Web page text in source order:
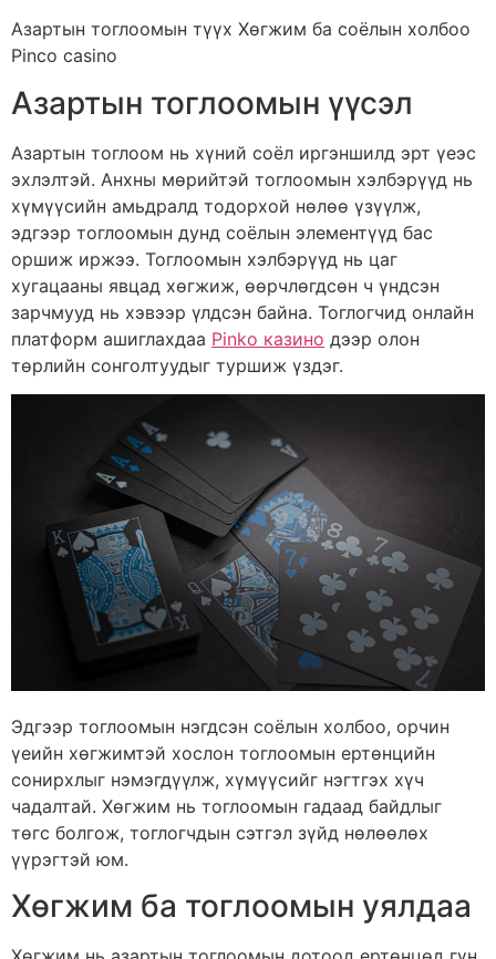
Азартын тоглоомын түүх Хөгжим ба соёлын холбоо
Pinco casino
Азартын тоглоомын үүсэл
Азартын тоглоом нь хүний соёл иргэншилд эрт үеэс
эхлэлтэй. Анхны мөрийтэй тоглоомын хэлбэрүүд нь
хүмүүсийн амьдралд тодорхой нөлөө үзүүлж,
эдгээр тоглоомын дунд соёлын элементүүд бас
оршиж иржээ. Тоглоомын хэлбэрүүд нь цаг
хугацааны явцад хөгжиж, өөрчлөгдсөн ч үндсэн
зарчмууд нь хэвээр үлдсэн байна. Тоглогчид онлайн
платформ ашиглахдаа Pinko казино дээр олон
төрлийн сонголтуудыг туршиж үздэг.
Эдгээр тоглоомын нэгдсэн соёлын холбоо, орчин
үеийн хөгжимтэй хослон тоглоомын ертөнцийн
сонирхлыг нэмэгдүүлж, хүмүүсийг нэгтгэх хүч
чадалтай. Хөгжим нь тоглоомын гадаад байдлыг
төгс болгож, тоглогчдын сэтгэл зүйд нөлөөлөх
үүрэгтэй юм.
Хөгжим ба тоглоомын уялдаа